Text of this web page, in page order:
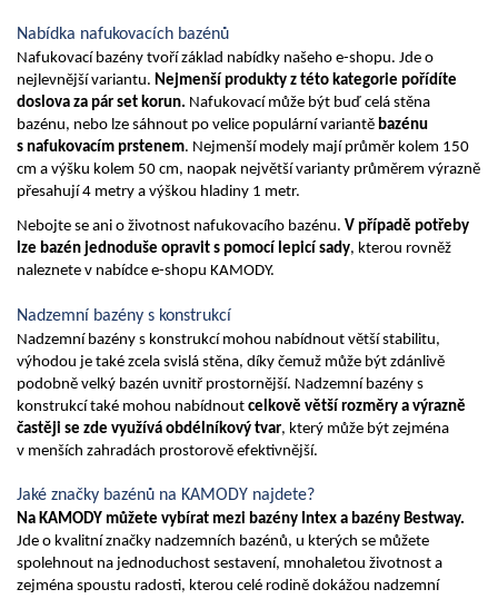
Nabídka nafukovacích bazénů
Nafukovací bazény tvoří základ nabídky našeho e-shopu. Jde o
nejlevnější variantu. Nejmenší produkty z této kategorie pořídíte
doslova za pár set korun. Nafukovací může být buď celá stěna
bazénu, nebo lze sáhnout po velice populární variantě bazénu
s nafukovacím prstenem. Nejmenší modely mají průměr kolem 150
cm a výšku kolem 50 cm, naopak největší varianty průměrem výrazně
přesahují 4 metry a výškou hladiny 1 metr.
Nebojte se ani o životnost nafukovacího bazénu. V případě potřeby
lze bazén jednoduše opravit s pomocí lepicí sady, kterou rovněž
naleznete v nabídce e-shopu KAMODY.
Nadzemní bazény s konstrukcí
Nadzemní bazény s konstrukcí mohou nabídnout větší stabilitu,
výhodou je také zcela svislá stěna, díky čemuž může být zdánlivě
podobně velký bazén uvnitř prostornější. Nadzemní bazény s
konstrukcí také mohou nabídnout celkově větší rozměry a výrazně
častěji se zde využívá obdélníkový tvar, který může být zejména
v menších zahradách prostorově efektivnější.
Jaké značky bazénů na KAMODY najdete?
Na KAMODY můžete vybírat mezi bazény Intex a bazény Bestway.
Jde o kvalitní značky nadzemních bazénů, u kterých se můžete
spolehnout na jednoduchost sestavení, mnohaletou životnost a
zejména spoustu radosti, kterou celé rodině dokážou nadzemní